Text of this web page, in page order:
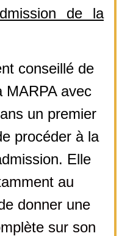
de la
conseillé de
MARPA avec
un premier
procéder à la
Elle
au
donner une
sur son